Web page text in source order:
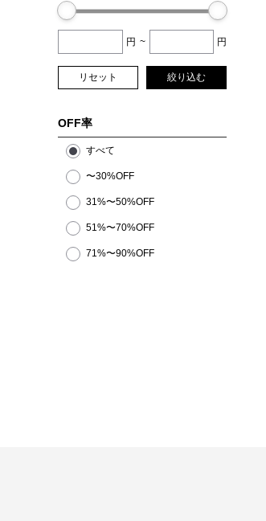
円 ~ 円
リセット 絞り込む
OFF率
すべて
〜30%OFF
31%〜50%OFF
51%〜70%OFF
71%〜90%OFF